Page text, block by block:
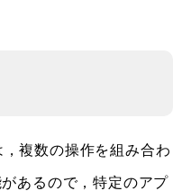
複数の操作を組み合わ
あるので，特定のアプ